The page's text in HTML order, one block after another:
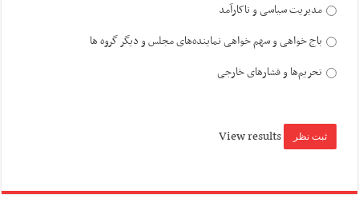
مدیریت سیاسی و ناکارآمد
باج خواهی و سهم خواهی نماینده‌های مجلس و دیگر گروه ها
تحریم‌ها و فشارهای خارجی
View results